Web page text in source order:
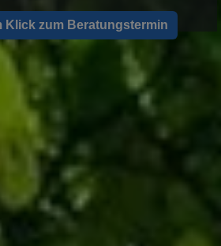
Klick zum Beratungstermin